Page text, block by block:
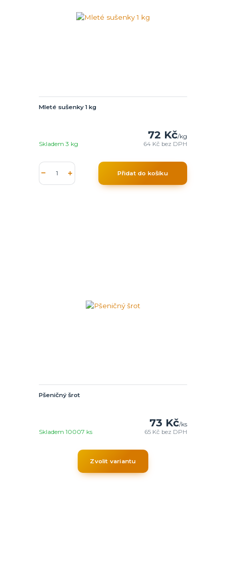
Mleté sušenky 1 kg
72 Kč/kg
64 Kč bez DPH
Skladem 3 kg
Přidat do košíku
Pšeničný šrot
73 Kč/ks
65 Kč bez DPH
Skladem 10007 ks
Zvolit variantu